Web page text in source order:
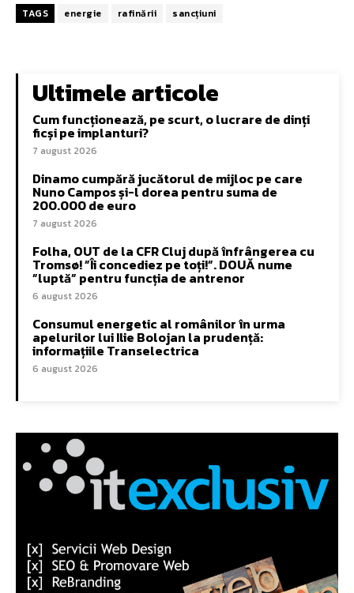
TAGS energie rafinării sancțiuni
Ultimele articole
Cum funcționează, pe scurt, o lucrare de dinți
ficși pe implanturi?
7 august 2026
Dinamo cumpără jucătorul de mijloc pe care
Nuno Campos și-l dorea pentru suma de
200.000 de euro
7 august 2026
Folha, OUT de la CFR Cluj după înfrângerea cu
Tromsø! ”Îi concediez pe toți!”. DOUĂ nume
”luptă” pentru funcția de antrenor
6 august 2026
Consumul energetic al românilor în urma
apelurilor lui Ilie Bolojan la prudență:
informațiile Transelectrica
6 august 2026